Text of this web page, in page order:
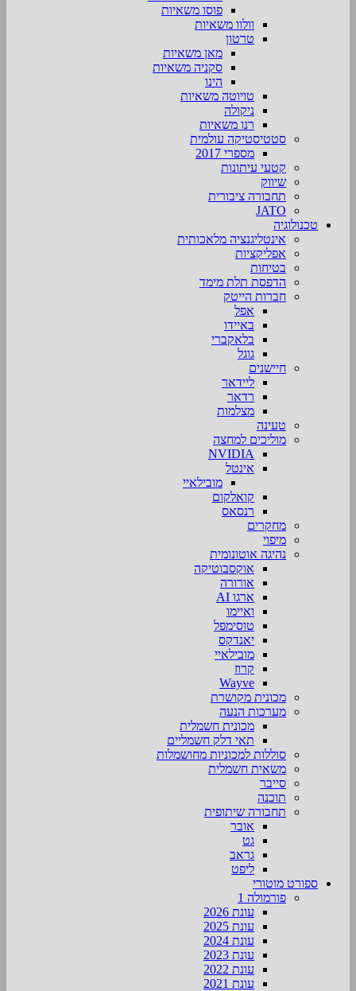
פוסו משאיות
וולוו משאיות
טרטון
מאן משאיות
סקניה משאיות
הינו
טויוטה משאיות
ניקולה
רנו משאיות
סטטיסטיקה עולמית
מספרי 2017
קטעי עיתונות
שיווק
תחבורה ציבורית
JATO
טכנולוגיה
אינטליגנציה מלאכותית
אפליקציות
בטיחות
הדפסת תלת מימד
חברות הייטק
אפל
באיידו
בלאקברי
גוגל
חיישנים
ליידאר
רדאר
מצלמות
טעינה
מוליכים למחצה
NVIDIA
אינטל
מובילאיי
קואלקום
רנסאס
מחקרים
מיפוי
נהיגה אוטונומית
אוקסבוטיקה
אורורה
ארגו AI
ואיימו
טוסימפל
יאנדקס
מובילאיי
קרוז
Wayve
מכונית מקושרת
מערכות הנעה
מכונית חשמלית
תאי דלק חשמליים
סוללות למכוניות מחושמלות
משאית חשמלית
סייבר
תוכנה
תחבורה שיתופית
אובר
גט
גראב
ליפט
ספורט מוטורי
פורמולה 1
עונת 2026
עונת 2025
עונת 2024
עונת 2023
עונת 2022
עונת 2021